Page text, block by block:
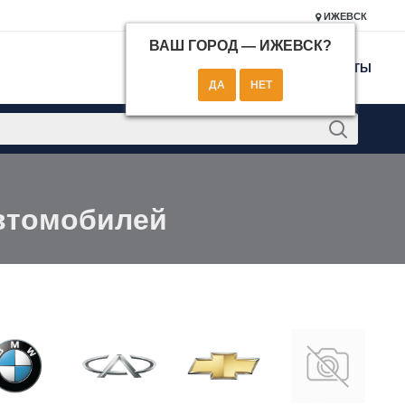
ИЖЕВСК
ВАШ ГОРОД — ИЖЕВСК?
КОНТАКТЫ